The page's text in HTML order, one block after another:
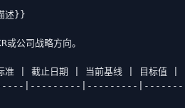
述}}
公司战略方向。
| 截止日期 | 当前基线 | 目标值 |
|---------|---------|-------|